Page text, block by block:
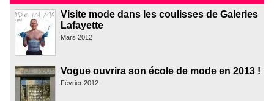
Visite mode dans les coulisses de Galeries
Lafayette
Mars 2012
Vogue ouvrira son école de mode en 2013 !
Février 2012